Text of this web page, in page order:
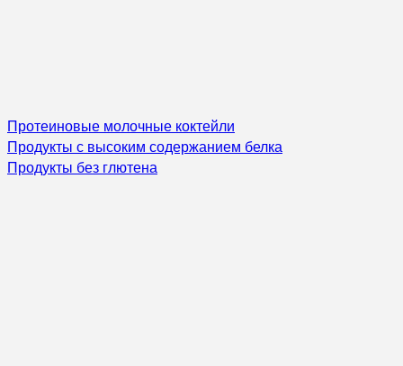
Протеиновые молочные коктейли
Продукты с высоким содержанием белка
Продукты без глютена